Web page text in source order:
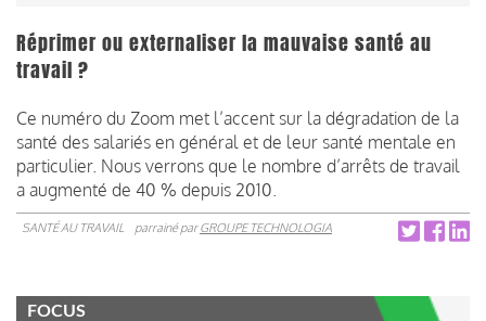
Réprimer ou externaliser la mauvaise santé au
travail ?
Ce numéro du Zoom met l’accent sur la dégradation de la
santé des salariés en général et de leur santé mentale en
particulier. Nous verrons que le nombre d’arrêts de travail
a augmenté de 40 % depuis 2010.
SANTÉ AU TRAVAIL parrainé parGROUPE TECHNOLOGIA
FOCUS